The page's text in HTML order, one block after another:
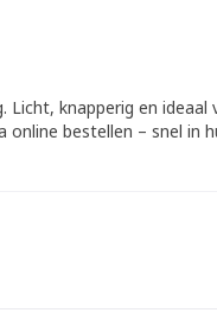
knapperig en
bestellen – snel